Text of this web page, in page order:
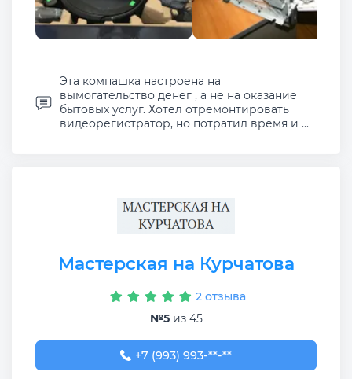
Эта компашка настроена на
вымогательство денег , а не на оказание
бытовых услуг. Хотел отремонтировать
видеорегистратор, но потратил время и ...
Мастерская на Курчатова
2 отзыва
№5из 45
+7 (993) 993-54-53
+7 (993) 993-**-**